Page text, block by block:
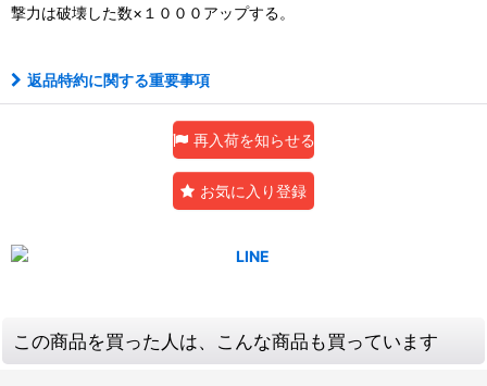
撃力は破壊した数×１０００アップする。
返品特約に関する重要事項
再入荷を知らせる
お気に入り登録
この商品を買った人は、こんな商品も買っています